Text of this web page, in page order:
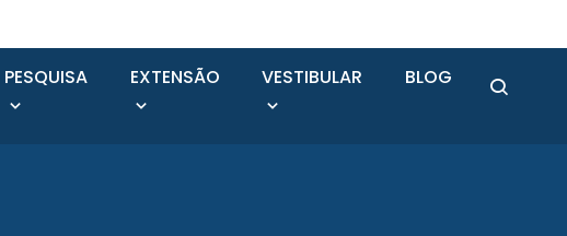
PESQUISA EXTENSÃO VESTIBULAR BLOG